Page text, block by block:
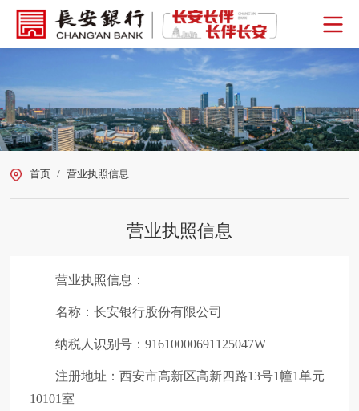
首页 / 营业执照信息
营业执照信息
营业执照信息：
名称：长安银行股份有限公司
纳税人识别号：91610000691125047W
注册地址：西安市高新区高新四路13号1幢1单元
10101室